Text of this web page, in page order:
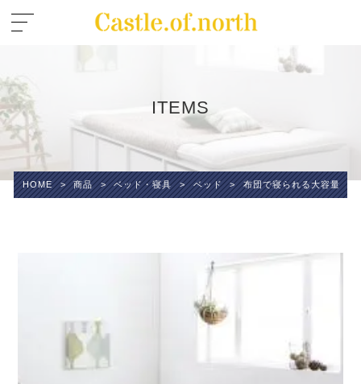
ITEMS
HOME > 商品 > ベッド・寝具 > ベッド > 布団で寝られる大容量収